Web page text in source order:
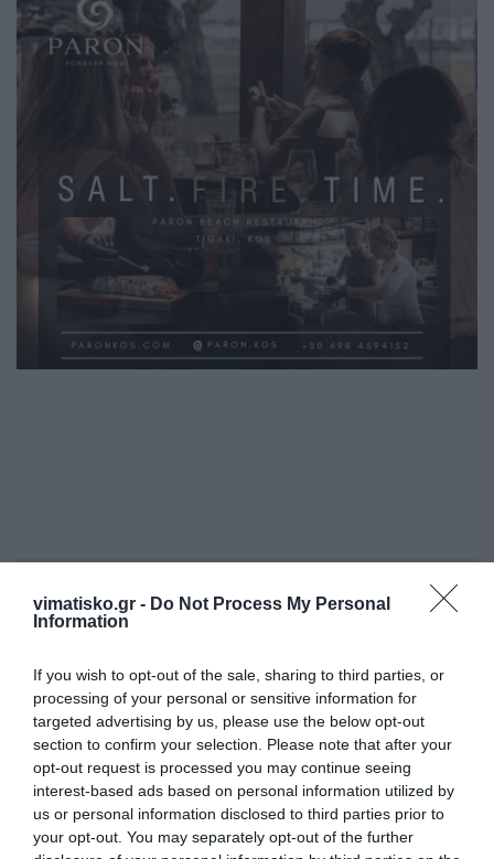
vimatisko.gr - Do Not Process My Personal
Information
If you wish to opt-out of the sale, sharing to third parties, or
processing of your personal or sensitive information for
targeted advertising by us, please use the below opt-out
section to confirm your selection. Please note that after your
opt-out request is processed you may continue seeing
interest-based ads based on personal information utilized by
us or personal information disclosed to third parties prior to
your opt-out. You may separately opt-out of the further
Η ανωνυμία είναι το καλύτερο κρησφύγετο δειλίας και
χυδαιότητας!
Σχόλια 0
Πρόσθεσε ένα σχόλιο
ΟΝΟΜΑ